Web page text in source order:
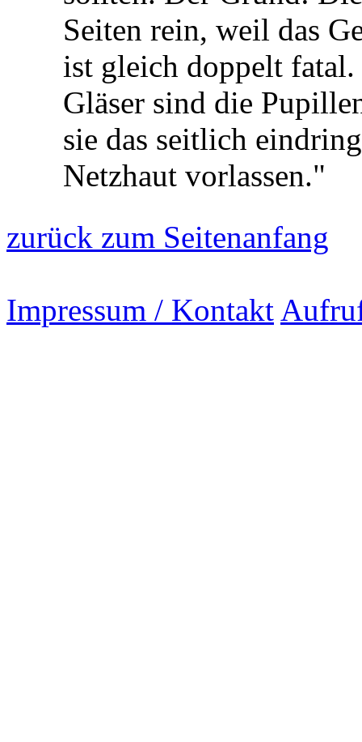
Seiten rein, weil das
ist gleich doppelt
Gläser sind die
sie das seitlich
Netzhaut vorlassen."
zurück zum Seitenanfang
Impressum / Kontakt